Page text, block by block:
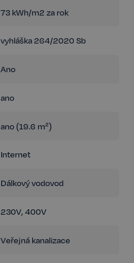
73 kWh/m2 za rok
vyhláška 264/2020 Sb
Ano
ano
ano (19.6 m²)
Internet
Dálkový vodovod
230V, 400V
Veřejná kanalizace